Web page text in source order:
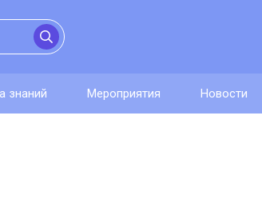
знаний Мероприятия Новости